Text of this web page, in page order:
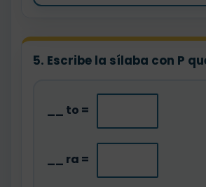
5. Escribe la sílaba con P
__ to =
__ ra =